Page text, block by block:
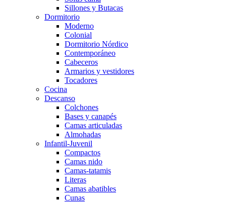
Sillones y Butacas
Dormitorio
Moderno
Colonial
Dormitorio Nórdico
Contemporáneo
Cabeceros
Armarios y vestidores
Tocadores
Cocina
Descanso
Colchones
Bases y canapés
Camas articuladas
Almohadas
Infantil-Juvenil
Compactos
Camas nido
Camas-tatamis
Literas
Camas abatibles
Cunas